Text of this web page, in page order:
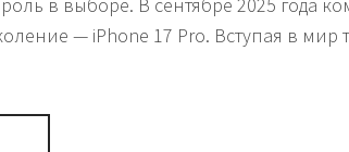
в выборе. В сентябре 2025 года
— iPhone 17 Pro. Вступая в мир